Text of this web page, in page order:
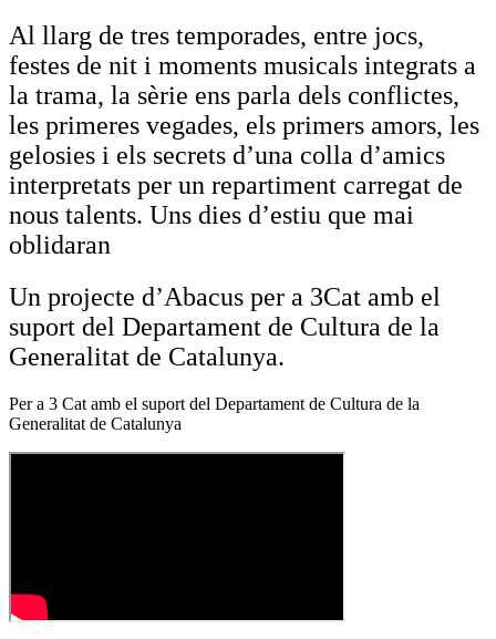
Al llarg de tres temporades, entre jocs,
festes de nit i moments musicals integrats a
la trama, la sèrie ens parla dels conflictes,
les primeres vegades, els primers amors, les
gelosies i els secrets d’una colla d’amics
interpretats per un repartiment carregat de
nous talents. Uns dies d’estiu que mai
oblidaran
Un projecte d’Abacus per a 3Cat amb el
suport del Departament de Cultura de la
Generalitat de Catalunya.
Per a 3 Cat amb el suport del Departament de Cultura de la
Generalitat de Catalunya